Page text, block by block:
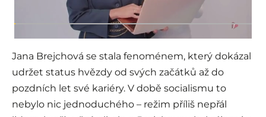
Jana Brejchová se stala fenoménem, který dokázal
udržet status hvězdy od svých začátků až do
pozdních let své kariéry. V době socialismu to
nebylo nic jednoduchého – režim příliš nepřál